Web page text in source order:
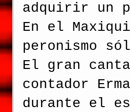
adquirir un
En el
peronismo
El gran
contador
durante el